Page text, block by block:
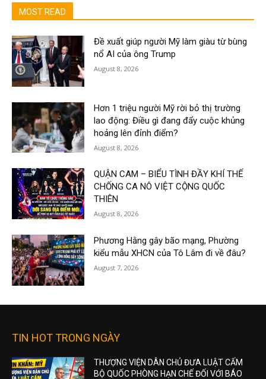
MOST READ
Đề xuất giúp người Mỹ làm giàu từ bùng
nổ AI của ông Trump
August 8, 2026
Hơn 1 triệu người Mỹ rời bỏ thị trường
lao động: Điều gì đang đẩy cuộc khủng
hoảng lên đỉnh điểm?
August 8, 2026
QUẬN CAM – BIỂU TÌNH ĐẦY KHÍ THẾ
CHỐNG CA NÔ VIỆT CỘNG QUỐC
THIÊN
August 8, 2026
Phương Hằng gây bão mạng, Phường
kiểu mẫu XHCN của Tô Lâm đi về đâu?
August 7, 2026
TIN HOT TRONG NGÀY
THƯỢNG VIỆN DÂN CHỦ ĐƯA LUẬT CẤM
BỘ QUỐC PHÒNG HẠN CHẾ ĐỐI VỚI BÁO